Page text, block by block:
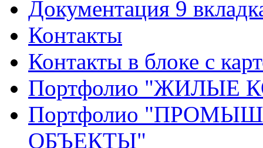
Документация 9
Контакты
Контакты в блоке с
Портфолио "ЖИЛЫЕ
Портфолио
ОБЪЕКТЫ"